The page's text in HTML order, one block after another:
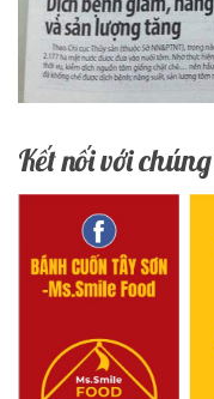
Kết nối với